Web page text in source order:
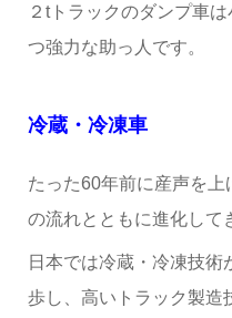
２tトラックのダンプ車
つ強力な助っ人です。
冷蔵・冷凍車
たった60年前に産声を
の流れとともに進化して
日本では冷蔵・冷凍技術
歩し、高いトラック製造